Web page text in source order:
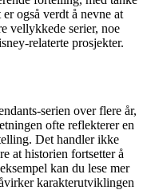
også verdt å nevne at
vellykkede serier, noe
relaterte prosjekter.
serien over flere år,
ofte reflekterer en
Det handler ikke
at historien fortsetter å
kan du lese mer
karakterutviklingen